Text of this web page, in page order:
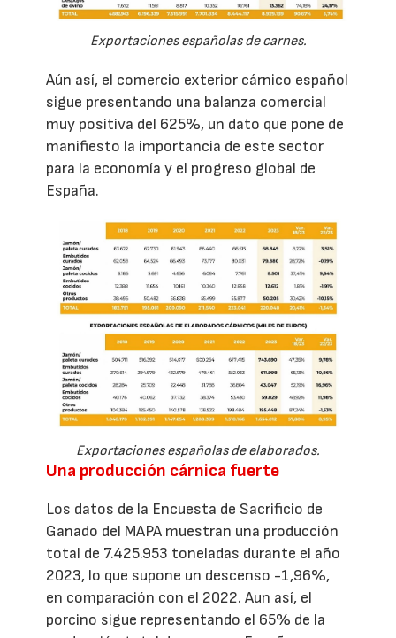
Exportaciones españolas de carnes.
Aún así, el comercio exterior cárnico español
sigue presentando una balanza comercial
muy positiva del 625%, un dato que pone de
manifiesto la importancia de este sector
para la economía y el progreso global de
España.
Exportaciones españolas de elaborados.
Una producción cárnica fuerte
Los datos de la Encuesta de Sacrificio de
Ganado del MAPA muestran una producción
total de 7.425.953 toneladas durante el año
2023, lo que supone un descenso -1,96%,
en comparación con el 2022. Aun así, el
porcino sigue representando el 65% de la